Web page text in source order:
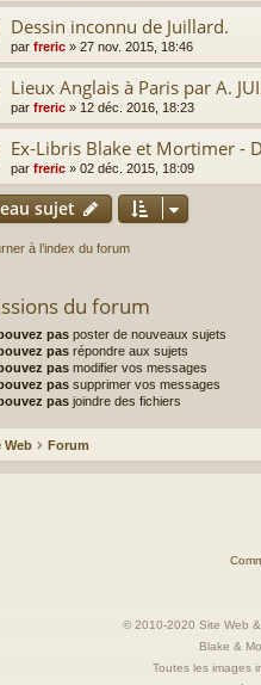
Dessin inconnu de Juillard.
par freric » 27 nov. 2015, 18:46
Lieux Anglais à Paris par A.
par freric » 12 déc. 2016, 18:23
Ex-Libris Blake et Mortimer -
par freric » 02 déc. 2015, 18:09
sujet
à l’index du forum
du forum
pas poster de nouveaux sujets
pas répondre aux sujets
pas modifier vos messages
pas supprimer vos messages
pas joindre des fichiers
Web Forum
© 2010-2020 Site Web
Blake &
Toutes les images